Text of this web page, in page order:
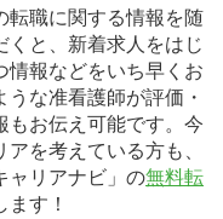
転職に関する情報を随
と、新着求人をはじ
報などをいち早くお
な准看護師が評価・
お伝え可能です。今
を考えている方も、
ャリアナビ」の無料転
す！